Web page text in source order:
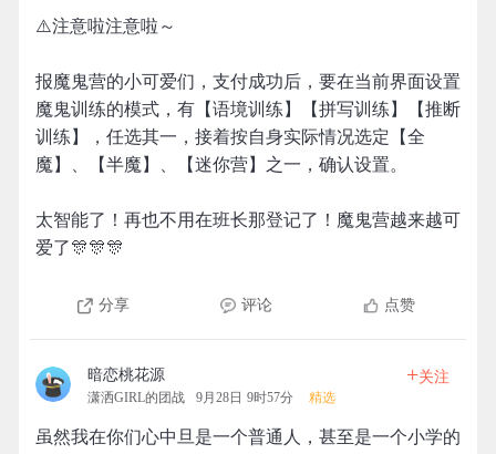
⚠️注意啦注意啦～
报魔鬼营的小可爱们，支付成功后，要在当前界面设置
魔鬼训练的模式，有【语境训练】【拼写训练】【推断
训练】，任选其一，接着按自身实际情况选定【全
魔】、【半魔】、【迷你营】之一，确认设置。
太智能了！再也不用在班长那登记了！魔鬼营越来越可
爱了🎊🎊🎊
分享 评论 点赞
暗恋桃花源
潇洒GIRL的团战 9月28日 9时57分 精选
+关注
虽然我在你们心中旦是一个普通人，甚至是一个小学的